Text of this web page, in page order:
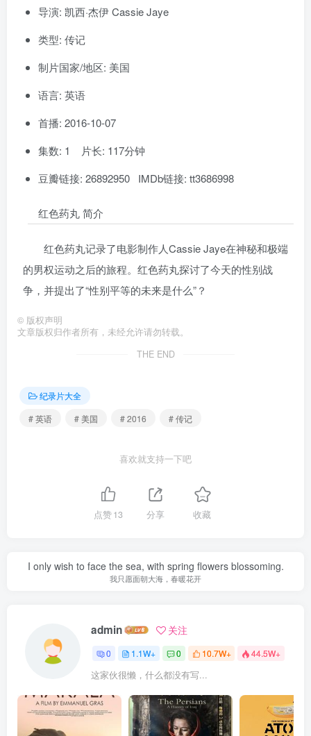
导演: 凯西·杰伊 Cassie Jaye
类型: 传记
制片国家/地区: 美国
语言: 英语
首播: 2016-10-07
集数: 1 片长: 117分钟
豆瓣链接: 26892950 IMDb链接: tt3686998
红色药丸 简介
红色药丸记录了电影制作人Cassie Jaye在神秘和极端
的男权运动之后的旅程。红色药丸探讨了今天的性别战
争，并提出了“性别平等的未来是什么”？
© 版权声明
文章版权归作者所有，未经允许请勿转载。
THE END
纪录片大全
# 英语
# 美国 # 2016 # 传记
喜欢就支持一下吧
点赞13 分享 收藏
I only wish to face the sea, with spring flowers blossoming.
我只愿面朝大海，春暖花开
admin 关注
0 1.1W+ 0 10.7W+ 44.5W+
这家伙很懒，什么都没有写...